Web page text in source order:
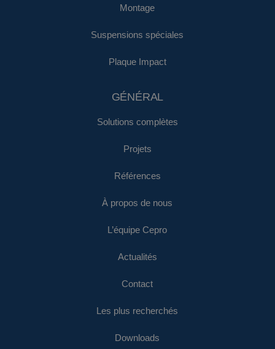
Montage
Suspensions spéciales
Plaque Impact
GÉNÉRAL
Solutions complètes
Projets
Références
À propos de nous
L’équipe Cepro
Actualités
Contact
Les plus recherchés
Downloads